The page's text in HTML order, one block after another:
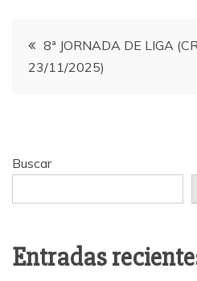
Navegación
de
8ª JORNADA DE LIGA
23/11/2025)
Buscar
Entradas